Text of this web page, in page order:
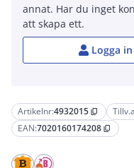
Artikelnr:4932015 content_copy
EAN:7020160174208 content_copy
annat. Har du inget
att skapa ett.
Logga